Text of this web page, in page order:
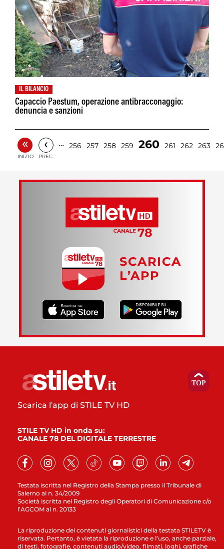
IL BILANCIO
Capaccio Paestum, operazione antibracconaggio:
denuncia e sanzioni
«
INIZIO
‹
PREC.
… 256 257 258 259 260 261 262 263
SCARICA
L’APP
Testata iscritta nel Registro della Stampa presso il Tribunale di
Salerno al n. 34/2009
Società iscritta nel Registro degli Operatori di Comunicazione c/o
l’AGCOM al n. 20133
Scarica l'app di STILE TV HD
STILE TV HD in onda su:
CANALE 78 DEL DIGITALE TERRESTRE
La riproduzione dei contenuti giornalistici della testata STILETV è
riservata. Pertanto, è vietata la riproduzione e l’uso, anche parziale,
di testi, fotografie, contenuti audio/video, filmati, loghi, grafiche